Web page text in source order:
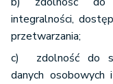
integralności,
przetwarzania;
c) zdolność do
danych